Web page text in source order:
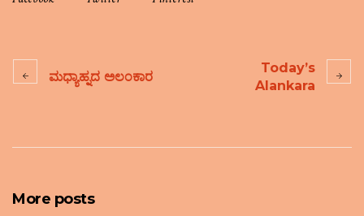
ಮಧ್ಯಾಹ್ನದ ಅಲಂಕಾರ
Today’s
Alankara
More posts